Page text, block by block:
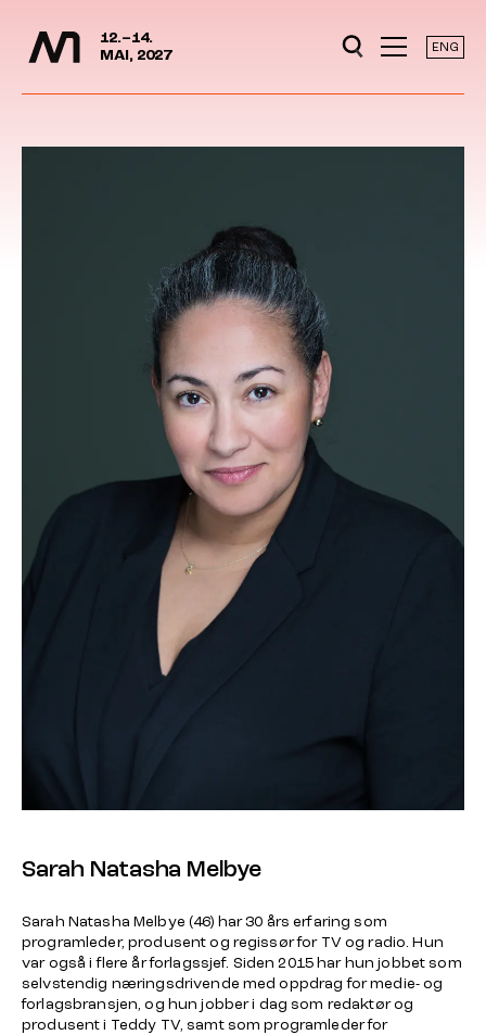
Hopp til hovedinnhold
12.–14.
MAI, 2027
ENG
Sarah Natasha Melbye
Sarah Natasha Melbye (46) har 30 års erfaring som
programleder, produsent og regissør for TV og radio. Hun
var også i flere år forlagssjef. Siden 2015 har hun jobbet som
selvstendig næringsdrivende med oppdrag for medie- og
forlagsbransjen, og hun jobber i dag som redaktør og
produsent i Teddy TV, samt som programleder for